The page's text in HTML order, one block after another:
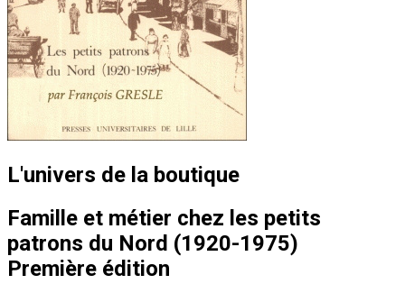
L'univers de la boutique
Famille et métier chez les petits
patrons du Nord (1920-1975)
Première édition